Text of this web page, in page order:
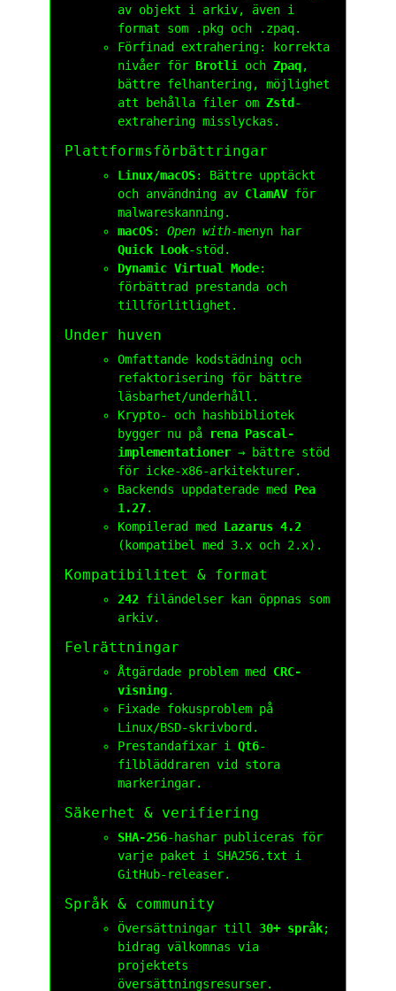
av objekt i arkiv, även i
format som
.pkg och .zpaq.
Förfinad extrahering: korrekta
nivåer för Brotli och Zpaq,
bättre felhantering, möjlighet
att behålla filer om Zstd -
extrahering misslyckas.
Plattformsförbättringar
Linux/macOS: Bättre upptäckt
och användning av ClamAV för
malwareskanning.
macOS: Open with-menyn har
Quick Look-stöd.
Dynamic Virtual Mode:
förbättrad prestanda och
tillförlitlighet.
Under huven
Omfattande kodstädning och
refaktorisering för bättre
läsbarhet/underhåll.
Krypto- och hashbibliotek
bygger nu på
rena Pascal-
implementationer → bättre stöd
för icke-x86-arkitekturer.
Backends uppdaterade med Pea
1.27.
Kompilerad med Lazarus 4.2
(kompatibel med 3.x och 2.x).
Kompatibilitet & format
242 filändelser kan öppnas som
arkiv.
Felrättningar
Åtgärdade problem med CRC-
visning.
Fixade fokusproblem på
Linux/BSD-skrivbord.
Prestandafixar i Qt6-
filbläddraren vid stora
markeringar.
Säkerhet & verifiering
SHA-256-hashar publiceras för
varje paket i SHA256.txt i
GitHub-releaser.
Språk & community
Översättningar till 30+ språk;
bidrag välkomnas via
projektets
översättningsresurser.